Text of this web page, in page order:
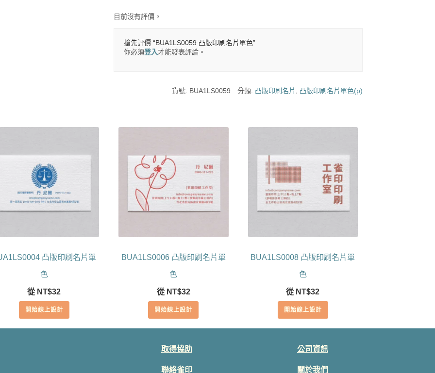
目前沒有評價。
搶先評價 “BUA1LS0059 凸版印刷名片單色”
你必須登入才能發表評論。
貨號: BUA1LS0059 分類: 凸版印刷名片 , 凸版印刷名片單色(p)
凸版印刷名片單
色
從 NT$32
開始線上設計
BUA1LS0006 凸版印刷名片單
色
從 NT$32
開始線上設計
BUA1LS0008 凸版印刷名片單
色
從 NT$32
開始線上設計
取得協助
聯絡雀印
公司資訊
關於我們